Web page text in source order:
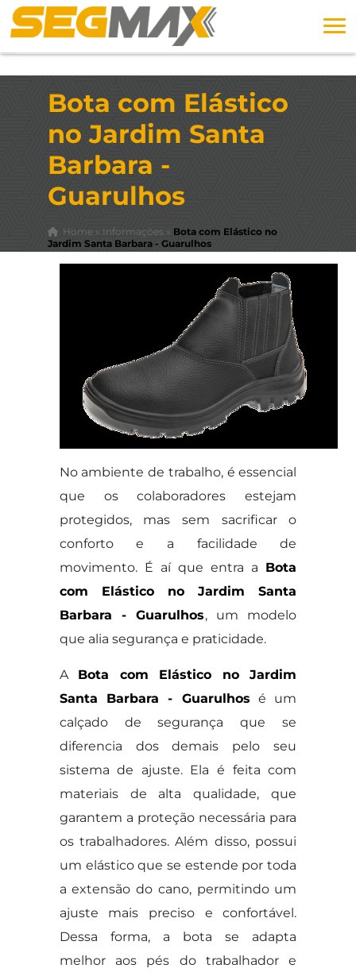
Bota com Elástico
no Jardim Santa
Barbara -
Guarulhos
Home» Informações » Bota com Elástico no
Jardim Santa Barbara - Guarulhos
No ambiente de trabalho, é essencial
que os colaboradores estejam
protegidos, mas sem sacrificar o
conforto e a facilidade de
movimento. É aí que entra a Bota
com Elástico no Jardim Santa
Barbara - Guarulhos, um modelo
que alia segurança e praticidade.
A Bota com Elástico no Jardim
Santa Barbara - Guarulhos é um
calçado de segurança que se
diferencia dos demais pelo seu
sistema de ajuste. Ela é feita com
materiais de alta qualidade, que
garantem a proteção necessária para
os trabalhadores. Além disso, possui
um elástico que se estende por toda
a extensão do cano, permitindo um
ajuste mais preciso e confortável.
Dessa forma, a bota se adapta
melhor aos pés do trabalhador e